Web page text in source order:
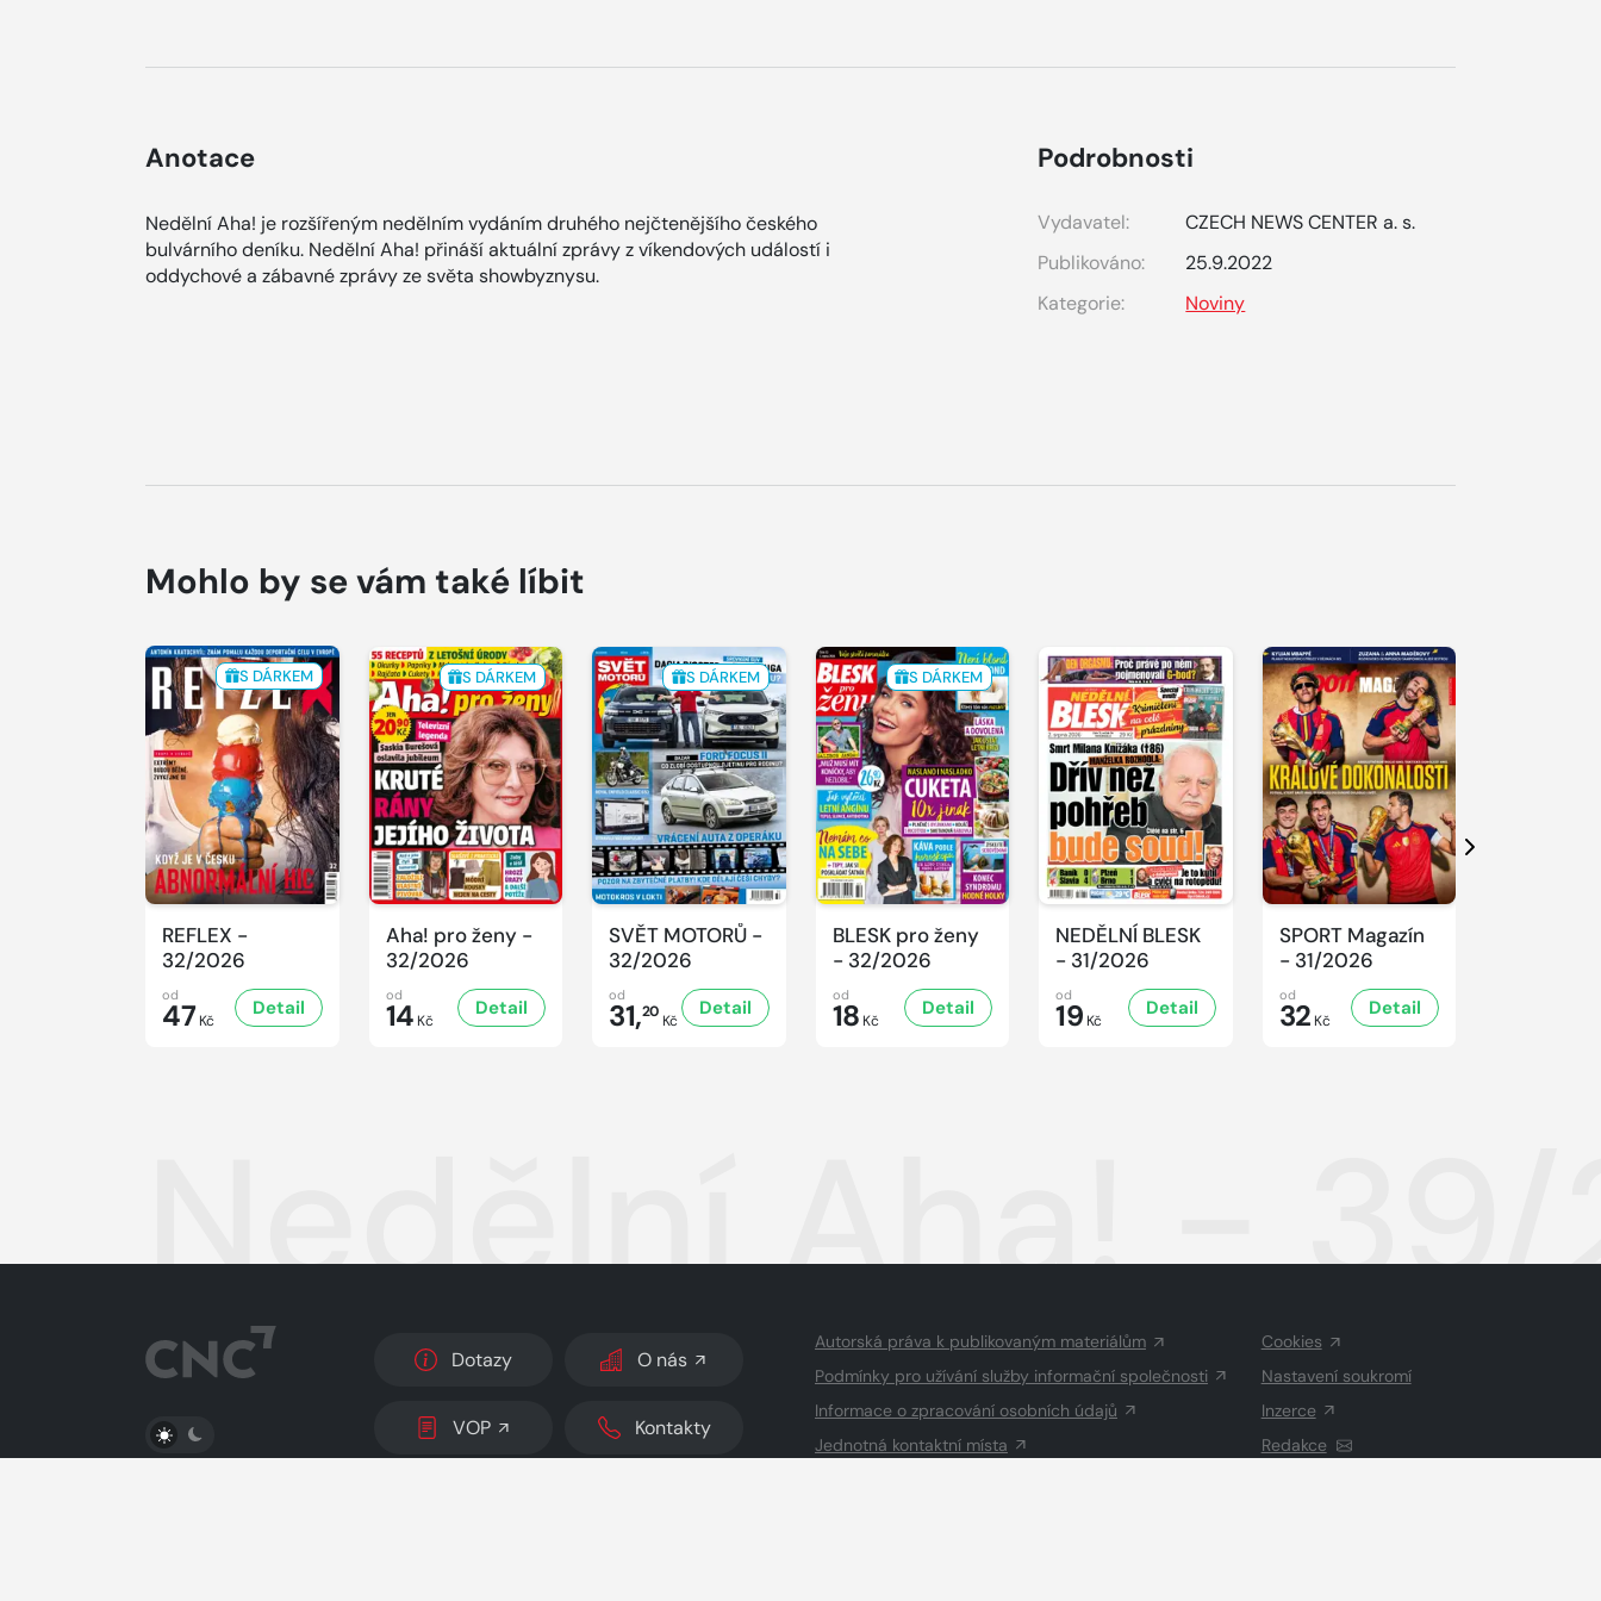
Anotace
Nedělní Aha! je rozšířeným nedělním vydáním druhého nejčtenějšího českého
bulvárního deníku. Nedělní Aha! přináší aktuální zprávy z víkendových událostí i
oddychové a zábavné zprávy ze světa showbyznysu.
Podrobnosti
Vydavatel:
CZECH NEWS CENTER a. s.
Publikováno:
25.9.2022
Kategorie:
Noviny
Mohlo by se vám také líbit
S DÁRKEM
REFLEX -
32/2026
od
47 Kč
Detail
S DÁRKEM
Aha! pro ženy -
32/2026
od
14 Kč
Detail
S DÁRKEM
SVĚT MOTORŮ -
32/2026
od
31,20 Kč
Detail
S DÁRKEM
BLESK pro ženy
- 32/2026
od
18 Kč
Detail
NEDĚLNÍ BLESK
- 31/2026
od
19 Kč
Detail
SPORT Magazín
- 31/2026
od
32 Kč
Detail
Další
Nedělní Aha! -
PŘEPNOUT SVĚTLÝ/TMAVÝ REŽIM
Dotazy O nás
VOP Kontakty
Autorská práva k publikovaným materiálům
Podmínky pro užívání služby informační společnosti
Informace o zpracování osobních údajů
Jednotná kontaktní místa
Cookies
Nastavení soukromí
Inzerce
Redakce